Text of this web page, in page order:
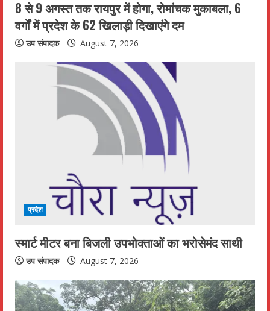
g
8 से 9 अगस्त तक रायपुर में होगा, रोमांचक मुकाबला, 6
वर्गों में प्रदेश के 62 खिलाड़ी दिखाएंगे दम
उप संपादक August 7, 2026
प्रदेश
स्मार्ट मीटर बना बिजली उपभोक्ताओं का भरोसेमंद साथी
उप संपादक August 7, 2026